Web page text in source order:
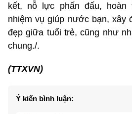
kết, nỗ lực phấn đấu, hoàn
nhiệm vụ giúp nước bạn, xây
đẹp giữa tuổi trẻ, cũng như
chung./.
(TTXVN)
Ý kiến bình luận: